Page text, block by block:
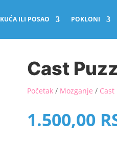
KUĆA ILI POSAO POKLONI
Cast
Početak/ Mozganje / Cast
1.500,00